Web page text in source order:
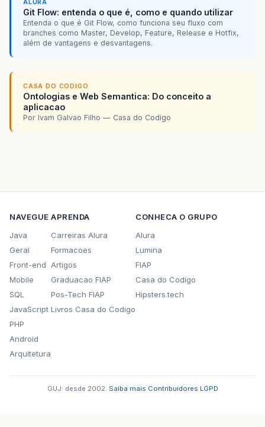
ALURA
Git Flow: entenda o que é, como e quando utilizar
Entenda o que é Git Flow, como funciona seu fluxo com
branches como Master, Develop, Feature, Release e Hotfix,
além de vantagens e desvantagens.
CASA DO CODIGO
Ontologias e Web Semantica: Do conceito a
aplicacao
Por Ivam Galvao Filho — Casa do Codigo
NAVEGUE
Java
Geral
Front-end
Mobile
SQL
JavaScript
PHP
Android
Arquitetura
APRENDA
Carreiras Alura
Formacoes
Artigos
Graduacao FIAP
Pos-Tech FIAP
Livros Casa do Codigo
CONHECA O GRUPO
Alura
Lumina
FIAP
Casa do Codigo
Hipsters.tech
GUJ: desde 2002. Saiba mais Contribuidores LGPD